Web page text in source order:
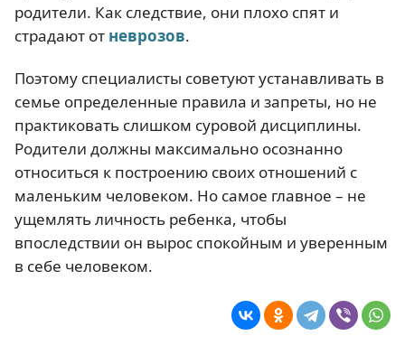
родители. Как следствие, они плохо спят и
страдают от неврозов.
Поэтому специалисты советуют устанавливать в
семье определенные правила и запреты, но не
практиковать слишком суровой дисциплины.
Родители должны максимально осознанно
относиться к построению своих отношений с
маленьким человеком. Но самое главное – не
ущемлять личность ребенка, чтобы
впоследствии он вырос спокойным и уверенным
в себе человеком.